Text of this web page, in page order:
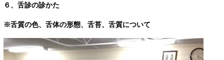
６、舌診の診かた
※舌質の色、舌体の形態、舌苔、舌質について